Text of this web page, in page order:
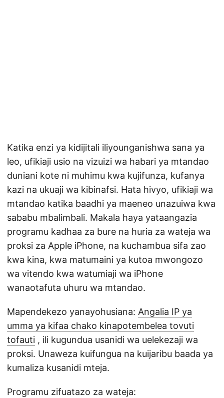
Katika enzi ya kidijitali iliyounganishwa sana ya
leo, ufikiaji usio na vizuizi wa habari ya mtandao
duniani kote ni muhimu kwa kujifunza, kufanya
kazi na ukuaji wa kibinafsi. Hata hivyo, ufikiaji wa
mtandao katika baadhi ya maeneo unazuiwa kwa
sababu mbalimbali. Makala haya yataangazia
programu kadhaa za bure na huria za wateja wa
proksi za Apple iPhone, na kuchambua sifa zao
kwa kina, kwa matumaini ya kutoa mwongozo
wa vitendo kwa watumiaji wa iPhone
wanaotafuta uhuru wa mtandao.
Mapendekezo yanayohusiana: Angalia IP ya
umma ya kifaa chako kinapotembelea tovuti
tofauti , ili kugundua usanidi wa uelekezaji wa
proksi. Unaweza kuifungua na kuijaribu baada ya
kumaliza kusanidi mteja.
Programu zifuatazo za wateja: